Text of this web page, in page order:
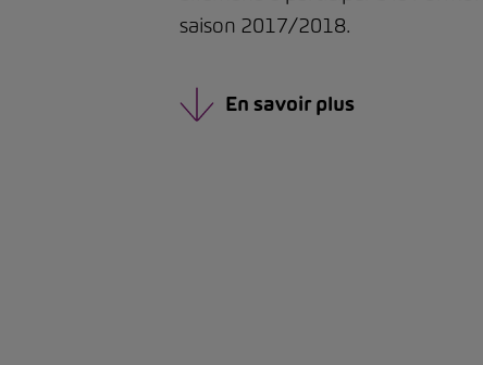
saison 2017/2018.
En savoir plus